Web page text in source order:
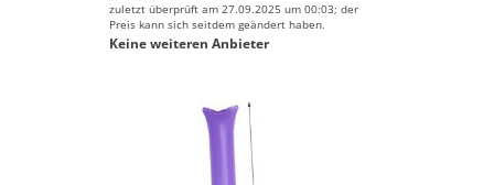
zuletzt überprüft am 27.09.2025 um 00:03; der
Preis kann sich seitdem geändert haben.
Keine weiteren Anbieter